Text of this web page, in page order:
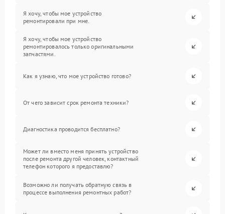
Я хочу, чтобы мое устройство
ремонтировали при мне.
Я хочу, чтобы мое устройство
ремонтировалось только оригинальными
запчастями.
Как я узнаю, что мое устройство готово?
От чего зависит срок ремонта техники?
Диагностика проводится бесплатно?
Может ли вместо меня принять устройство
после ремонта другой человек, контактный
телефон которого я предоставлю?
Возможно ли получать обратную связь в
процессе выполнения ремонтных работ?